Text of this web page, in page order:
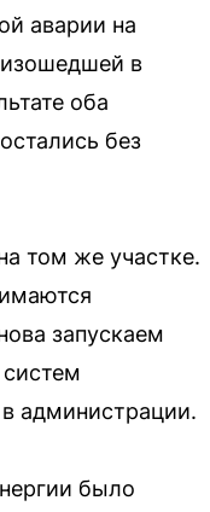
аварии на
в
оба
без
том же участке.
запускаем
администрации.
было